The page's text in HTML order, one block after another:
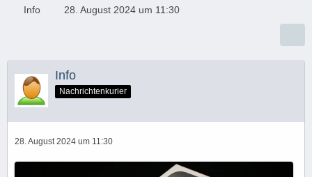
Info 28. August 2024 um 11:30
Info
Nachrichtenkurier
28. August 2024 um 11:30